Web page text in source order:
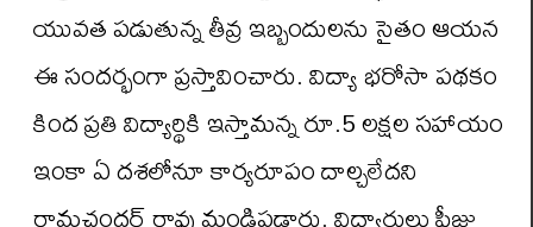
యువత పడుతున్న తీవ్ర ఇబ్బందులను సైతం ఆయన
ఈ సందర్భంగా ప్రస్తావించారు. విద్యా భరోసా పథకం
కింద ప్రతి విద్యార్థికి ఇస్తామన్న రూ.5 లక్షల సహాయం
ఇంకా ఏ దశలోనూ కార్యరూపం దాల్చలేదని